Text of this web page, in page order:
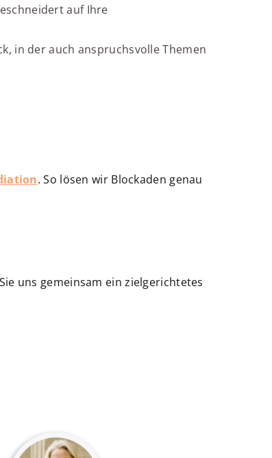
auf Ihre
in der auch anspruchsvolle Themen
. So lösen wir Blockaden genau
uns gemeinsam ein zielgerichtetes